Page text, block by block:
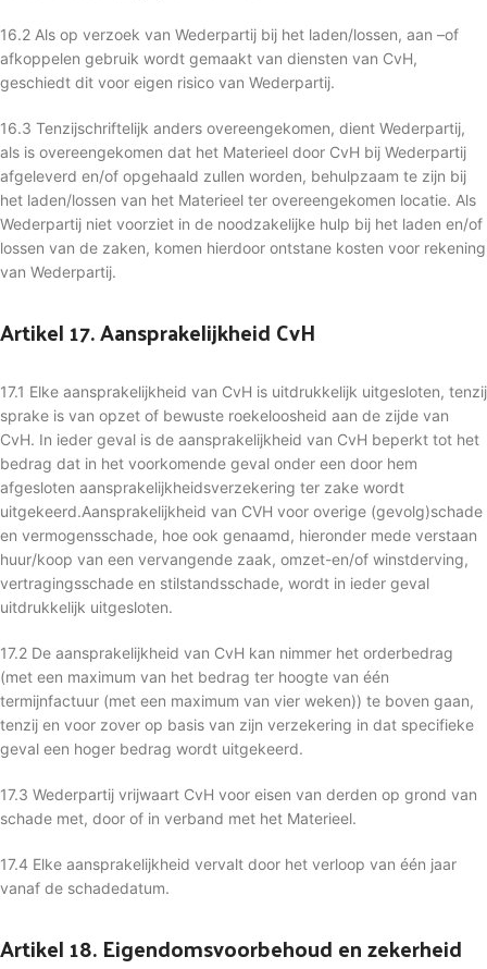
16.2 Als op verzoek van Wederpartij bij het laden/lossen, aan –of
afkoppelen gebruik wordt gemaakt van diensten van CvH,
geschiedt dit voor eigen risico van Wederpartij.
16.3 Tenzijschriftelijk anders overeengekomen, dient Wederpartij,
als is overeengekomen dat het Materieel door CvH bij Wederpartij
afgeleverd en/of opgehaald zullen worden, behulpzaam te zijn bij
het laden/lossen van het Materieel ter overeengekomen locatie. Als
Wederpartij niet voorziet in de noodzakelijke hulp bij het laden en/of
lossen van de zaken, komen hierdoor ontstane kosten voor rekening
van Wederpartij.
Artikel 17. Aansprakelijkheid CvH
17.1 Elke aansprakelijkheid van CvH is uitdrukkelijk uitgesloten, tenzij
sprake is van opzet of bewuste roekeloosheid aan de zijde van
CvH. In ieder geval is de aansprakelijkheid van CvH beperkt tot het
bedrag dat in het voorkomende geval onder een door hem
afgesloten aansprakelijkheidsverzekering ter zake wordt
uitgekeerd.Aansprakelijkheid van CVH voor overige (gevolg)schade
en vermogensschade, hoe ook genaamd, hieronder mede verstaan
huur/koop van een vervangende zaak, omzet-en/of winstderving,
vertragingsschade en stilstandsschade, wordt in ieder geval
uitdrukkelijk uitgesloten.
17.2 De aansprakelijkheid van CvH kan nimmer het orderbedrag
(met een maximum van het bedrag ter hoogte van één
termijnfactuur (met een maximum van vier weken)) te boven gaan,
tenzij en voor zover op basis van zijn verzekering in dat specifieke
geval een hoger bedrag wordt uitgekeerd.
17.3 Wederpartij vrijwaart CvH voor eisen van derden op grond van
schade met, door of in verband met het Materieel.
17.4 Elke aansprakelijkheid vervalt door het verloop van één jaar
vanaf de schadedatum.
Artikel 18. Eigendomsvoorbehoud en zekerheid